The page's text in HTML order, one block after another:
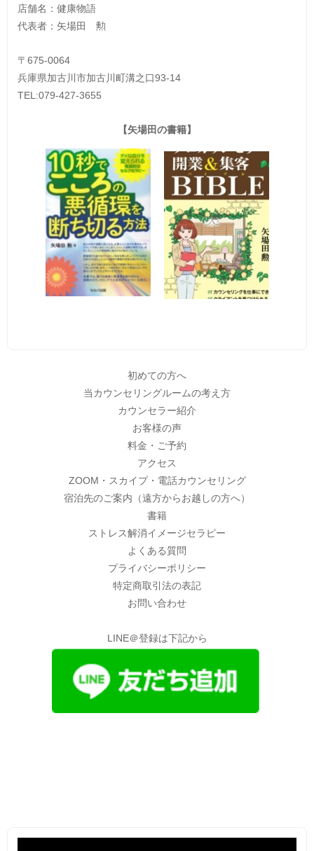
店舗名：健康物語
代表者：矢場田 勲
〒675-0064
兵庫県加古川市加古川町溝之口93-14
TEL:079-427-3655
【矢場田の書籍】
初めての方へ
当カウンセリングルームの考え方
カウンセラー紹介
お客様の声
料金・ご予約
アクセス
ZOOM・スカイプ・電話カウンセリング
宿泊先のご案内（遠方からお越しの方へ）
書籍
ストレス解消イメージセラピー
よくある質問
プライバシーポリシー
特定商取引法の表記
お問い合わせ
LINE＠登録は下記から